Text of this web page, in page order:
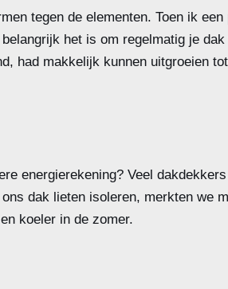
tegen de elementen. Toen ik een
het is om regelmatig je
had makkelijk kunnen uitgroeien
energierekening? Veel
dak lieten isoleren, merkten we
koeler in de zomer.